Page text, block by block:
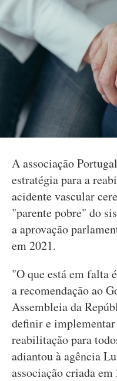
A associação
estratégia para a
acidente vascular
"parente pobre" do
a aprovação
em 2021.
"O que está em falta
a recomendação ao
Assembleia da
definir e implementar
reabilitação para
adiantou à agência
associação criada em